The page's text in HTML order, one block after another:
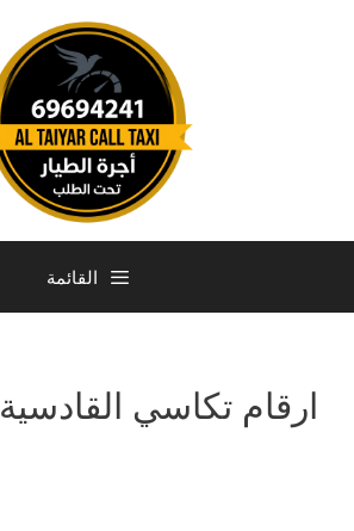
القائمة
ارقام تكاسي القادسية